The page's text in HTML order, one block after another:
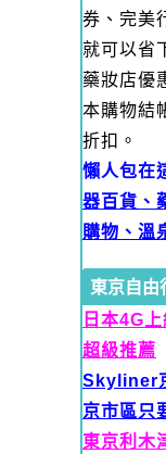
券、完美
就可以省
藥妝店優
本購物結
折扣。
懶人包在
器百貨、
購物、溫
東京自由
日本4G
超級推薦
Skyliner
京市區只
東京利木